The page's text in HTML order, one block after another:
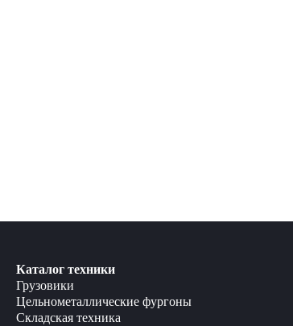
Каталог техники
Грузовики
Цельнометаллические фургоны
Складская техника